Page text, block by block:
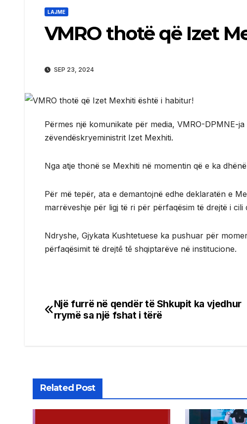
LAJME
VMRO thotë që Izet
SEP 23, 2024
Përmes një komunikate për media, VMRO-DPMNE-
zëvendëskryeministrit Izet Mexhiti.
Nga atje thonë se Mexhiti në momentin që e ka
Për më tepër, ata e demantojnë edhe deklaratën e
marrëveshje për ligj të ri për përfaqësim të drejtë i
Ndryshe, Gjykata Kushtetuese ka pushuar për
përfaqësimit të drejtē tē shqiptarëve në institucione.
Post
Një furrë në qendër të Shkupit ka vjedhur
rrymë sa një fshat i tërë
Related Post